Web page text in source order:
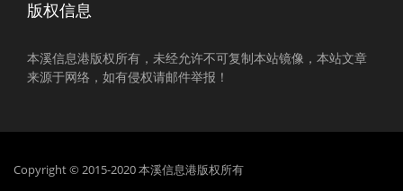
版权信息
本溪信息港版权所有，未经允许不可复制本站镜像，本站文章
来源于网络，如有侵权请邮件举报！
Copyright © 2015-2020 本溪信息港版权所有